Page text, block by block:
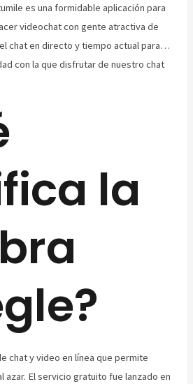
es una formidable aplicación para
videochat con gente atractiva de
chat en directo y tiempo actual para…
con la que disfrutar de nuestro chat
la
chat y video en línea que permite
azar. El servicio gratuito fue lanzado en